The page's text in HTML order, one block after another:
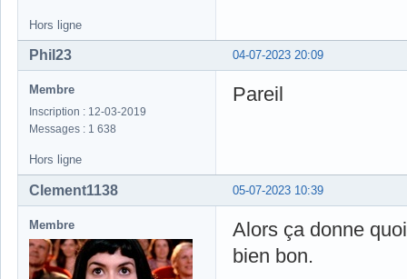
Hors ligne
04-07-2023 20:09
Phil23
Membre
Inscription : 12-03-2019
Messages : 1 638
Pareil
Hors ligne
05-07-2023 10:39
Clement1138
Membre
Alors ça donne
bien bon.